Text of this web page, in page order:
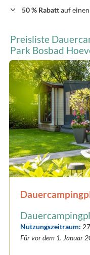
50 % Rabattauf
Preisliste
Park Bosbad
Nutzungszeitraum:
Für vor dem 1. Januar